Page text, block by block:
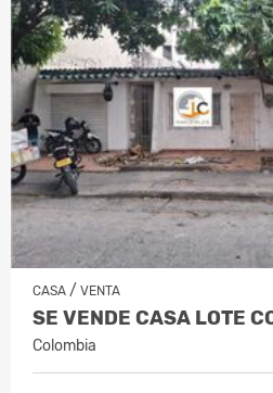
CASA / VENTA
Colombia